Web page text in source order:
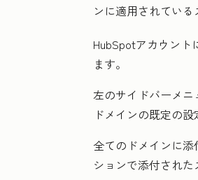
ンに適用されてい
HubSpotアカウント
ます。
左のサイドバーメニ
ドメインの既定の設
全てのドメインに
ションで添付され